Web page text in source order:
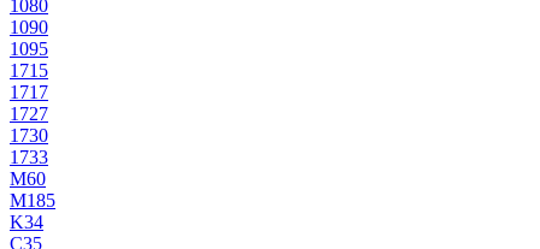
1080
1090
1095
1715
1717
1727
1730
1733
M60
M185
K34
C35